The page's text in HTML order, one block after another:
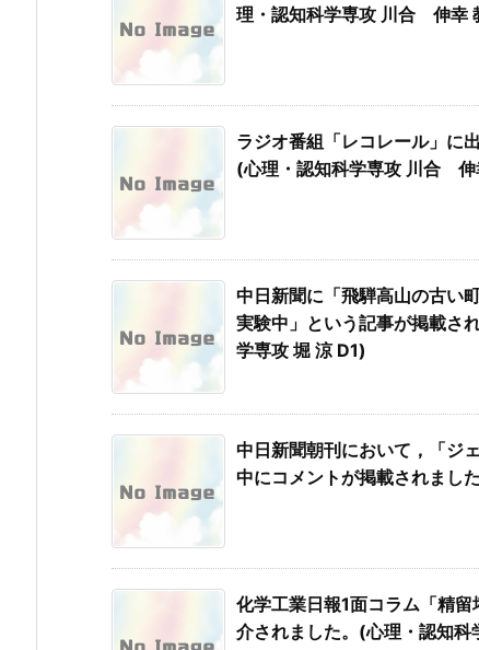
理・認知科学専攻 川合 伸幸
ラジオ番組「レコレール」に
(心理・認知科学専攻 川合
中日新聞に「飛騨高山の古い
実験中」という記事が掲載さ
学専攻 堀 涼 D1)
中日新聞朝刊において，「ジ
中にコメントが掲載されまし
化学工業日報1面コラム「精
介されました。(心理・認知